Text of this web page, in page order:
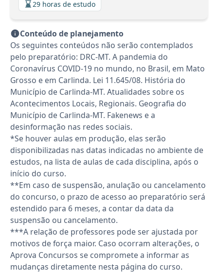
29 horas de estudo
Conteúdo de planejamento
Os seguintes conteúdos não serão contemplados
pelo preparatório: DRC-MT. A pandemia do
Coronavírus COVID-19 no mundo, no Brasil, em Mato
Grosso e em Carlinda. Lei 11.645/08. História do
Município de Carlinda-MT. Atualidades sobre os
Acontecimentos Locais, Regionais. Geografia do
Município de Carlinda-MT. Fakenews e a
desinformação nas redes sociais.
*Se houver aulas em produção, elas serão
disponibilizadas nas datas indicadas no ambiente de
estudos, na lista de aulas de cada disciplina, após o
início do curso.
**Em caso de suspensão, anulação ou cancelamento
do concurso, o prazo de acesso ao preparatório será
estendido para 6 meses, a contar da data da
suspensão ou cancelamento.
***A relação de professores pode ser ajustada por
motivos de força maior. Caso ocorram alterações, o
Aprova Concursos se compromete a informar as
mudanças diretamente nesta página do curso.